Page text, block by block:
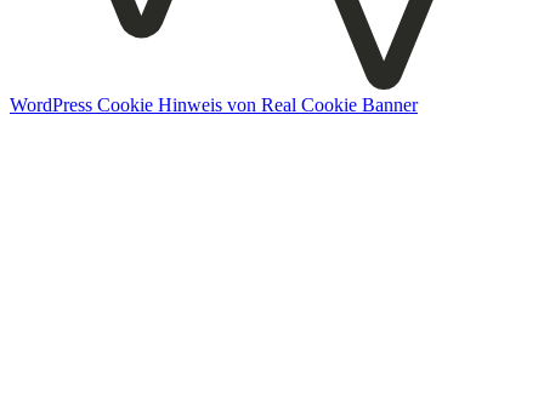
WordPress Cookie Hinweis von Real Cookie Banner